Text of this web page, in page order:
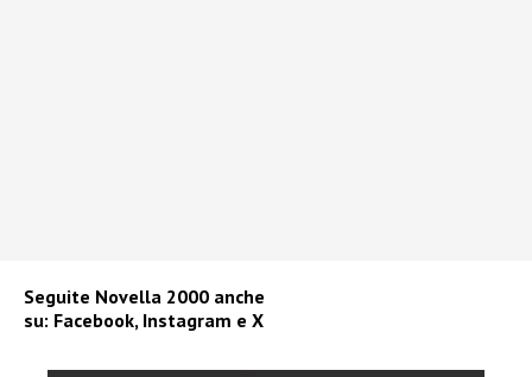
Seguite Novella 2000 anche
su: Facebook, Instagram e X